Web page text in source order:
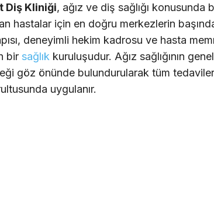
Diş Kliniği, ağız ve diş sağlığı
hastalar için en doğru merkezlerin
deneyimli hekim kadrosu ve hasta
bir sağlık kuruluşudur. Ağız sağlığının
göz önünde bulundurularak tüm
uygulanır.